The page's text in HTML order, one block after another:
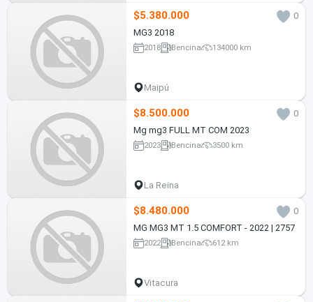
$5.380.000
0
MG3 2018
2018 Bencina 134000 km
Maipú
$8.500.000
0
Mg mg3 FULL MT COM 2023
2023 Bencina 3500 km
La Reina
$8.480.000
0
MG MG3 MT 1.5 COMFORT - 2022 | 2757
2022 Bencina 612 km
Vitacura